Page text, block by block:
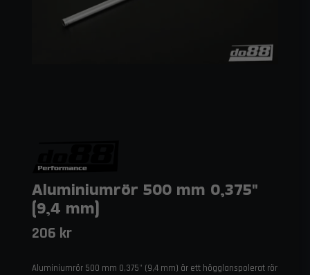
Aluminiumrör 500 mm 0,375"
(9,4 mm)
206 kr
Aluminiumrör 500 mm 0,375" (9,4 mm) är ett högglanspolerat rör